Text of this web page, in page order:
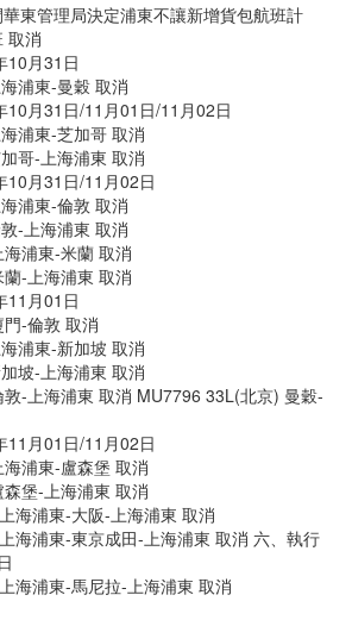
東管理局決定浦東不讓新增貨包航班計
取消
10月31日
浦東-曼穀 取消
10月31日/11月01日/11月02日
浦東-芝加哥 取消
哥-上海浦東 取消
10月31日/11月02日
浦東-倫敦 取消
-上海浦東 取消
浦東-米蘭 取消
-上海浦東 取消
11月01日
-倫敦 取消
浦東-新加坡 取消
坡-上海浦東 取消
-上海浦東 取消 MU7796 33L(北京) 曼穀-
11月01日/11月02日
浦東-盧森堡 取消
堡-上海浦東 取消
海浦東-大阪-上海浦東 取消
海浦東-東京成田-上海浦東 取消 六、執行
海浦東-馬尼拉-上海浦東 取消